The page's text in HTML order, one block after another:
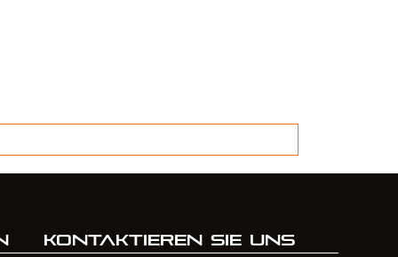
Kontaktieren Sie uns